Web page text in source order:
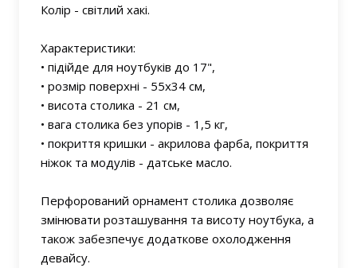
Колір - світлий хакі.
Характеристики:
• підійде для ноутбуків до 17",
• розмір поверхні - 55х34 см,
• висота столика - 21 см,
• вага столика без упорів - 1,5 кг,
• покриття кришки - акрилова фарба, покриття
ніжок та модулів - датське масло.
Перфорований орнамент столика дозволяє
змінювати розташування та висоту ноутбука, а
також забезпечує додаткове охолодження
девайсу.